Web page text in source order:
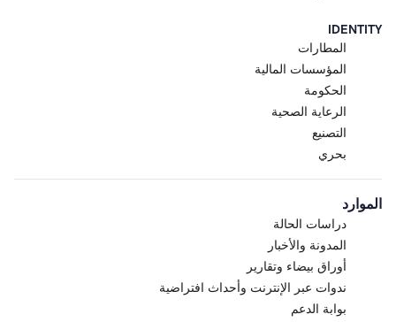
IDENTITY
المطارات
المؤسسات المالية
الحكومة
الرعاية الصحية
التصنيع
بحري
الموارد
دراسات الحالة
المدونة والأخبار
أوراق بيضاء وتقارير
ندوات عبر الإنترنت وأحداث افتراضية
بوابة الدعم